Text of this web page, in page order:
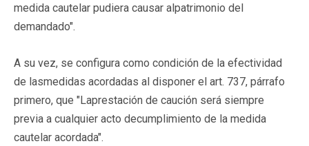
medida cautelar pudiera causar alpatrimonio del
demandado".
A su vez, se configura como condición de la efectividad
de lasmedidas acordadas al disponer el art. 737, párrafo
primero, que "Laprestación de caución será siempre
previa a cualquier acto decumplimiento de la medida
cautelar acordada".